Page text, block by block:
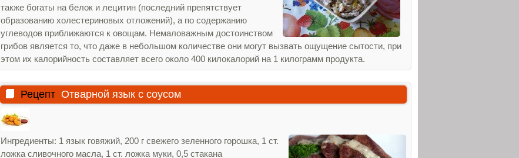
также богаты на белок и лецитин (последний препятствует
образованию холестериновых отложений), а по содержанию
углеводов приближаются к овощам. Немаловажным достоинством
грибов является то, что даже в небольшом количестве они могут вызвать ощущение сытости, при
этом их калорийность составляет всего около 400 килокалорий на 1 килограмм продукта.
Рецепт Отварной язык с соусом
Ингредиенты: 1 язык говяжий, 200 г свежего зеленного горошка, 1 ст.
ложка сливочного масла, 1 ст. ложка муки, 0,5 стакана